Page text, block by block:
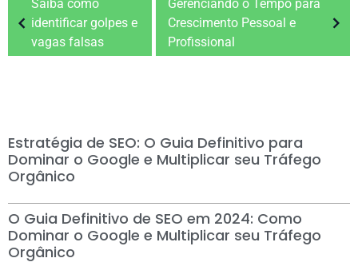
Saiba como
identificar golpes e
vagas falsas
Gerenciando o Tempo para
Crescimento Pessoal e
Profissional
Estratégia de SEO: O Guia Definitivo para
Dominar o Google e Multiplicar seu Tráfego
Orgânico
O Guia Definitivo de SEO em 2024: Como
Dominar o Google e Multiplicar seu Tráfego
Orgânico